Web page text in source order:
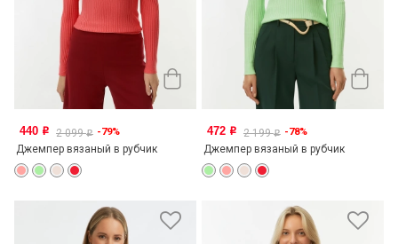
440 o 2 099o -79%
Джемпер вязаный в рубчик
472 o 2 199o -78%
Джемпер вязаный в рубчик